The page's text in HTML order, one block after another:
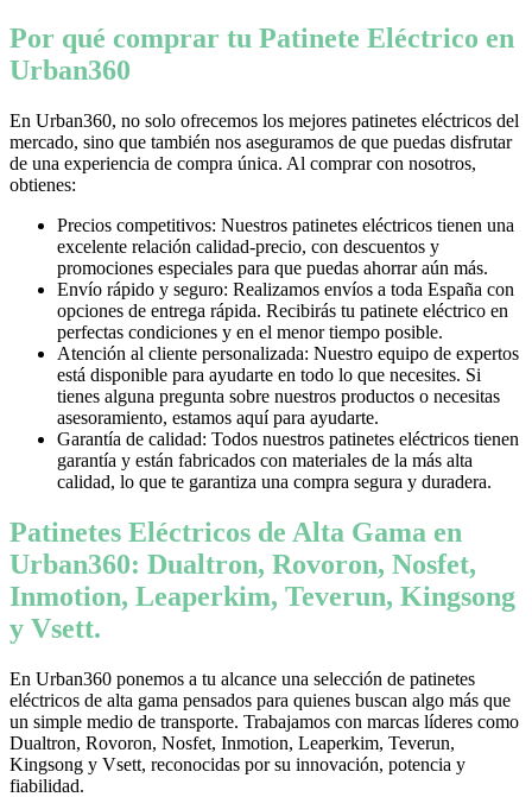
Por qué comprar tu Patinete Eléctrico en
Urban360
En Urban360, no solo ofrecemos los mejores patinetes eléctricos del
mercado, sino que también nos aseguramos de que puedas disfrutar
de una experiencia de compra única. Al comprar con nosotros,
obtienes:
Precios competitivos: Nuestros patinetes eléctricos tienen una
excelente relación calidad-precio, con descuentos y
promociones especiales para que puedas ahorrar aún más.
Envío rápido y seguro: Realizamos envíos a toda España con
opciones de entrega rápida. Recibirás tu patinete eléctrico en
perfectas condiciones y en el menor tiempo posible.
Atención al cliente personalizada: Nuestro equipo de expertos
está disponible para ayudarte en todo lo que necesites. Si
tienes alguna pregunta sobre nuestros productos o necesitas
asesoramiento, estamos aquí para ayudarte.
Garantía de calidad: Todos nuestros patinetes eléctricos tienen
garantía y están fabricados con materiales de la más alta
calidad, lo que te garantiza una compra segura y duradera.
Patinetes Eléctricos de Alta Gama en
Urban360: Dualtron, Rovoron, Nosfet,
Inmotion, Leaperkim, Teverun, Kingsong
y Vsett.
En Urban360 ponemos a tu alcance una selección de patinetes
eléctricos de alta gama pensados para quienes buscan algo más que
un simple medio de transporte. Trabajamos con marcas líderes como
Dualtron, Rovoron, Nosfet, Inmotion, Leaperkim, Teverun,
Kingsong y Vsett, reconocidas por su innovación, potencia y
fiabilidad.